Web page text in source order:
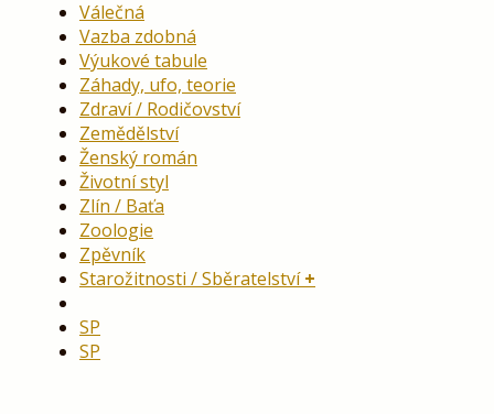
Válečná
Vazba zdobná
Výukové tabule
Záhady, ufo, teorie
Zdraví / Rodičovství
Zemědělství
Ženský román
Životní styl
Zlín / Baťa
Zoologie
Zpěvník
Starožitnosti / Sběratelství
SP
SP